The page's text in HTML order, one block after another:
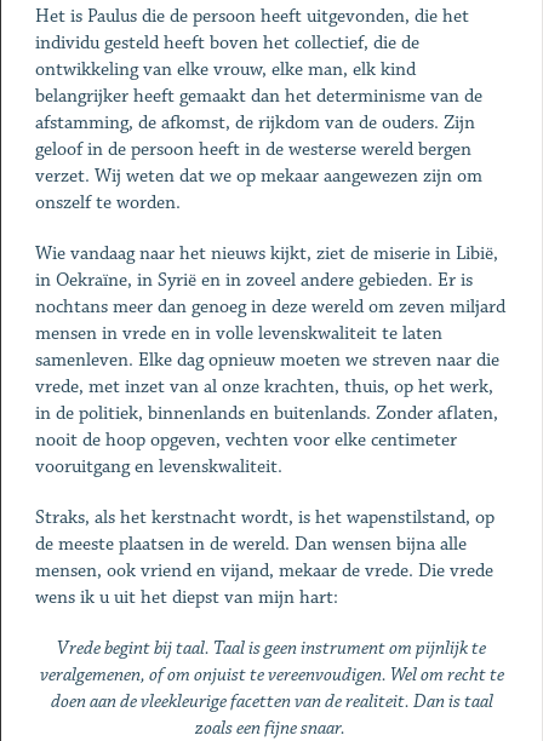
Het is Paulus die de persoon heeft uitgevonden, die het
individu gesteld heeft boven het collectief, die de
ontwikkeling van elke vrouw, elke man, elk kind
belangrijker heeft gemaakt dan het determinisme van de
afstamming, de afkomst, de rijkdom van de ouders. Zijn
geloof in de persoon heeft in de westerse wereld bergen
verzet. Wij weten dat we op mekaar aangewezen zijn om
onszelf te worden.
Wie vandaag naar het nieuws kijkt, ziet de miserie in Libië,
in Oekraïne, in Syrië en in zoveel andere gebieden. Er is
nochtans meer dan genoeg in deze wereld om zeven miljard
mensen in vrede en in volle levenskwaliteit te laten
samenleven. Elke dag opnieuw moeten we streven naar die
vrede, met inzet van al onze krachten, thuis, op het werk,
in de politiek, binnenlands en buitenlands. Zonder aflaten,
nooit de hoop opgeven, vechten voor elke centimeter
vooruitgang en levenskwaliteit.
Straks, als het kerstnacht wordt, is het wapenstilstand, op
de meeste plaatsen in de wereld. Dan wensen bijna alle
mensen, ook vriend en vijand, mekaar de vrede. Die vrede
wens ik u uit het diepst van mijn hart:
Vrede begint bij taal. Taal is geen instrument om pijnlijk te
veralgemenen, of om onjuist te vereenvoudigen. Wel om recht te
doen aan de vleekleurige facetten van de realiteit. Dan is taal
zoals een fijne snaar.